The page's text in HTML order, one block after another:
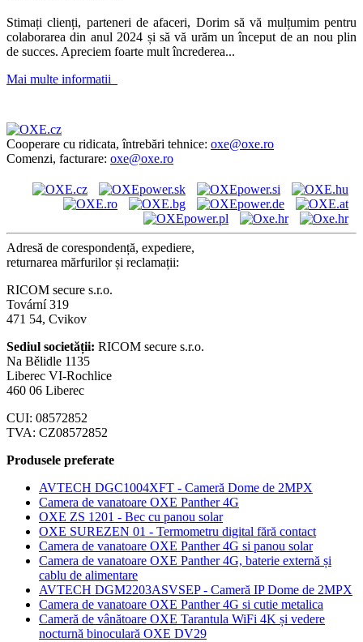
Stimați clienți, parteneri de afaceri, Dorim să vă mulțumim pentru
colaborarea din anul 2024 și să vă urăm un început de an nou plin
de succes. Apreciem foarte mult încrederea...
Mai multe informatii
Cooperare cu ridicata, întrebări tehnice: oxe@oxe.ro
Comenzi, facturare: oxe@oxe.ro
Adresă de corespondență, expediere,
returnarea mărfurilor și reclamații:
RICOM secure s.r.o.
Tovární 319
471 54, Cvikov
Sediul societății: RICOM secure s.r.o.
Na Bělidle 1135
Liberec VI-Rochlice
460 06 Liberec
CUI: 08572852
TVA: CZ08572852
Produsele preferate
AVTECH DGC1004XFT - Cameră Dome de 2MPX
Camera de vanatoare OXE Panther 4G
OXE ZS 1201 - Bec cu panou solar
OXE SUREZEN 01 - Termometru digital fără contact
Camera de vanatoare OXE Panther 4G si panou solar
Camera de vanatoare OXE Panther 4G, baterie externă și
cablu de alimentare
AVTECH DGM2203ASVSEP - Cameră IP Dome de 2MPX
Camera de vanatoare OXE Panther 4G si cutie metalica
Cameră de vânătoare OXE Tarantula WiFi 4K și vedere
nocturnă binoculară OXE DV29